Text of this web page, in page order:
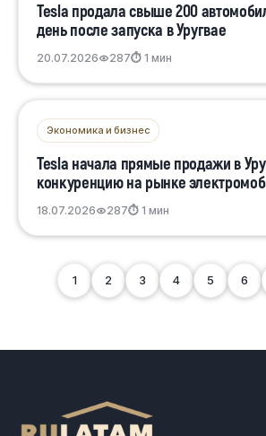
Tesla продала свыше 200
день после запуска в Уругвае
20.07.2026 287⏱ 1 мин
Экономика и бизнес
Tesla начала прямые продажи в
конкуренцию на рынке
18.07.2026 287⏱ 1 мин
1 2 3 4 5 6